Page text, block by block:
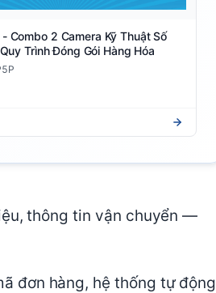
Combo 2 Camera Kỹ Thuật Số
Trình Đóng Gói Hàng Hóa
thông tin vận chuyển —
đơn hàng, hệ thống tự động